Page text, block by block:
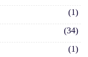
(1)
(34)
(1)